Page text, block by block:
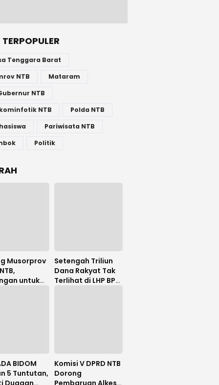
Tenggara Barat
NTB
Mataram
NTB
NTB
Polda NTB
Pariwisata NTB
Politik
Musorprov
untuk
Setengah Triliun
Dana Rakyat Tak
Terlihat di LHP BPK,
BIDOM
5 Tuntutan,
Dugaan
Komisi V DPRD NTB
Dorong
Pembaruan Alkes